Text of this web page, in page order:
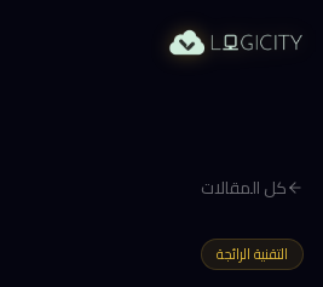
كل المقالات
التقنية الرائجة